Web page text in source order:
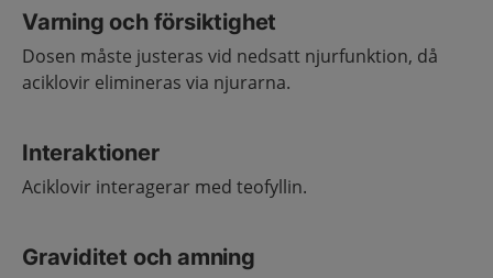
Varning och försiktighet
Dosen måste justeras vid nedsatt njurfunktion, då
aciklovir elimineras via njurarna.
Interaktioner
Aciklovir interagerar med teofyllin.
Graviditet och amning